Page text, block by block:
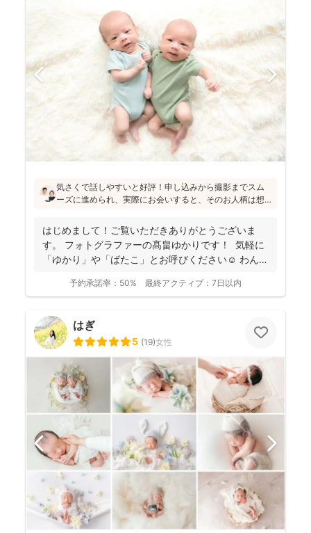
気さくで話しやすいと好評！申し込みから撮影までスム
ーズに進められ、実際にお会いすると、そのお人柄は想
フォトの研修をしっかり受講され、ウェディング業界経
験もあり、赤ちゃんから大人まで安心してお写りいただ
けます♪
はじめまして！ご覧いただきありがとうございま
す。 フォトグラファーの髙畠ゆかりです！ 気軽に
「ゆかり」や「ばたこ」とお呼びください☺︎ わんぱ
予約承諾率： 50% 最終アクティブ： 7日以内
はぎ
5 (19)女性